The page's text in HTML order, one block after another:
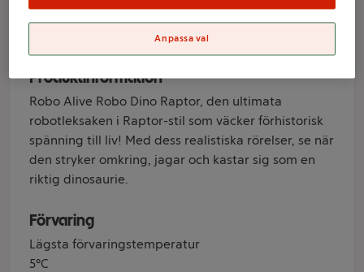
Varumärke
Produktinformation
Robo Alive Robo Dino Raptor, den ultimata
robotleksaken i Raptor-stil som väcker förhistorisk
spänning till liv! Med dess realistiska rörelser, se när
den stryker omkring, jagar och kastar sig som en
riktig dinosaurie.
Förvaring
Lägsta förvaringstemperatur
5°C
Anpassa val